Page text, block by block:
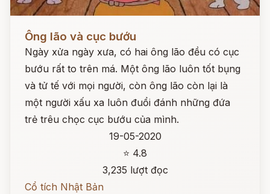
Đọc ngay
Ông lão và cục bướu
Ngày xửa ngày xưa, có hai ông lão đều có cục
bướu rất to trên má. Một ông lão luôn tốt bụng
và tử tế với mọi người, còn ông lão còn lại là
một người xấu xa luôn đuổi đánh những đứa
trẻ trêu chọc cục bướu của mình.
19-05-2020
⭐ 4.8
3,235 lượt đọc
Cổ tích Nhật Bản